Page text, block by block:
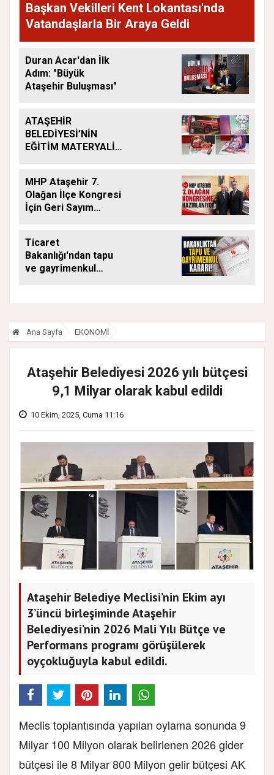
Başkan Vekilleri Kent Lokantası'nda
Vatandaşlarla Bir Araya Geldi
Duran Acar'dan İlk
Adım: "Büyük
Ataşehir Buluşması"
ATAŞEHİR
BELEDİYESİ’NİN
EĞİTİM MATERYALİ
SÜRÜYOR
MHP Ataşehir 7.
Olağan İlçe Kongresi
İçin Geri Sayım
Ticaret
Bakanlığı'ndan tapu
ve gayrimenkul
yapamayacak
Ana Sayfa EKONOMİ
Ataşehir Belediyesi 2026 yılı bütçesi
9,1 Milyar olarak kabul edildi
10 Ekim, 2025, Cuma 11:16
Ataşehir Belediye Meclisi’nin Ekim ayı
3’üncü birleşiminde Ataşehir
Belediyesi’nin 2026 Mali Yılı Bütçe ve
Performans programı görüşülerek
oyçokluğuyla kabul edildi.
Meclis toplantısında yapılan oylama sonunda 9
Milyar 100 Milyon olarak belirlenen 2026 gider
bütçesi ile 8 Milyar 800 Milyon gelir bütçesi AK